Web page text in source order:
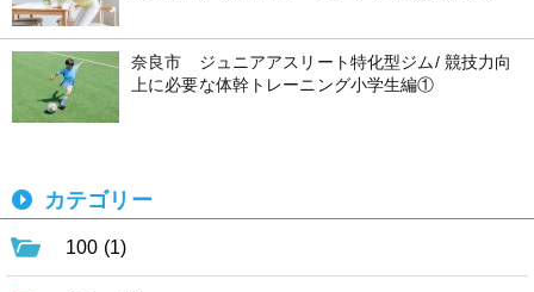
奈良市 ジュニアアスリート特化型ジム/ 競技力向
上に必要な体幹トレーニング小学生編①
カテゴリー
100 (1)